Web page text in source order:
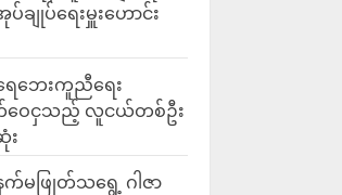
ချုပ်ရေးမှူးဟောင်း
ေဘေးကူညီရေး
ဝေငှသည့် လူငယ်တစ်ဦး
း
မဖြုတ်သရွေ့ ဂါဇာ